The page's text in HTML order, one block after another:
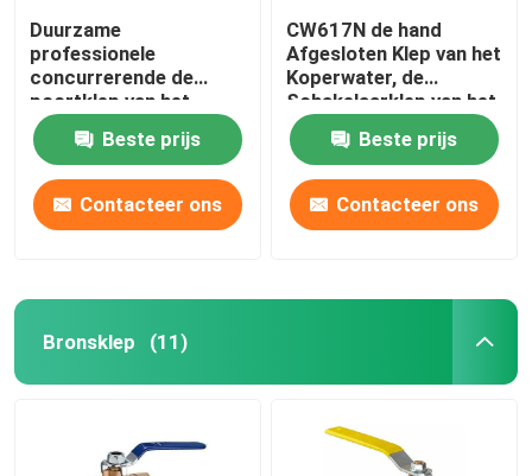
Duurzame
professionele
concurrerende de
poortklep van het
prijsmessing met
afdruiprekmessing 1/2
Duimkogelklep
Beste prijs
Contacteer ons
CW617N de hand
Afgesloten Klep van het
Koperwater, de
Schakelaarklep van het
Hoge
drukloodgieterswerk
Beste prijs
Contacteer ons
Bronsklep (11)